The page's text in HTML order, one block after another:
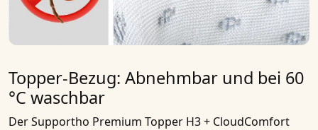
Topper-Bezug: Abnehmbar und bei 60
°C waschbar
DerSupportho Premium Topper H3 + CloudComfort